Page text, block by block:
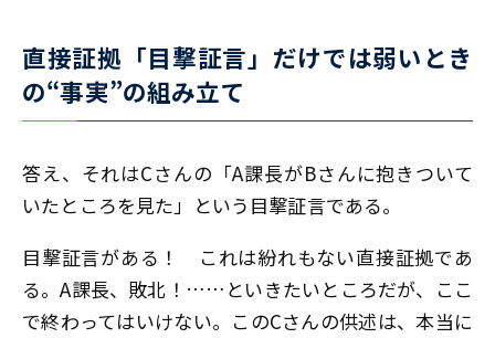
直接証拠「目撃証言」だけでは弱いとき
の“事実”の組み立て
答え、それはCさんの「A課長がBさんに抱きついて
いたところを見た」という目撃証言である。
目撃証言がある！ これは紛れもない直接証拠であ
る。A課長、敗北！……といきたいところだが、ここ
で終わってはいけない。このCさんの供述は、本当に